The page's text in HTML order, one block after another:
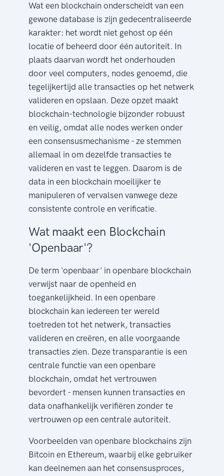
Wat een blockchain onderscheidt van een
gewone database is zijn gedecentraliseerde
karakter: het wordt niet gehost op één
locatie of beheerd door één autoriteit. In
plaats daarvan wordt het onderhouden
door veel computers, nodes genoemd, die
tegelijkertijd alle transacties op het netwerk
valideren en opslaan. Deze opzet maakt
blockchain-technologie bijzonder robuust
en veilig, omdat alle nodes werken onder
een consensusmechanisme - ze stemmen
allemaal in om dezelfde transacties te
valideren en vast te leggen. Daarom is de
data in een blockchain moeilijker te
manipuleren of vervalsen vanwege deze
consistente controle en verificatie.
Wat maakt een Blockchain
'Openbaar'?
De term 'openbaar' in openbare blockchain
verwijst naar de openheid en
toegankelijkheid. In een openbare
blockchain kan iedereen ter wereld
toetreden tot het netwerk, transacties
valideren en creëren, en alle voorgaande
transacties zien. Deze transparantie is een
centrale functie van een openbare
blockchain, omdat het vertrouwen
bevordert - mensen kunnen transacties en
data onafhankelijk verifiëren zonder te
vertrouwen op een centrale autoriteit.
Voorbeelden van openbare blockchains zijn
Bitcoin en Ethereum, waarbij elke gebruiker
kan deelnemen aan het consensusproces,